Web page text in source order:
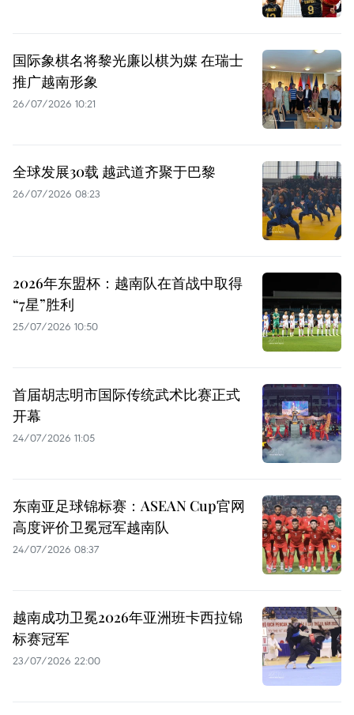
国际象棋名将黎光廉以棋为媒 在瑞士
推广越南形象
26/07/2026 10:21
全球发展30载 越武道齐聚于巴黎
26/07/2026 08:23
2026年东盟杯：越南队在首战中取得
“7星”胜利
25/07/2026 10:50
首届胡志明市国际传统武术比赛正式
开幕
24/07/2026 11:05
东南亚足球锦标赛：ASEAN Cup官网
高度评价卫冕冠军越南队
24/07/2026 08:37
越南成功卫冕2026年亚洲班卡西拉锦
标赛冠军
23/07/2026 22:00